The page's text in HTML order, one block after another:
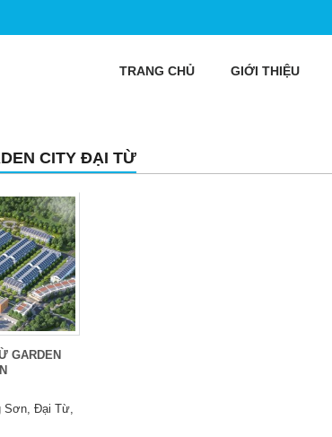
TRANG CHỦ GIỚI THIỆU
CITY ĐẠI TỪ
GARDEN
Sơn, Đại Từ,